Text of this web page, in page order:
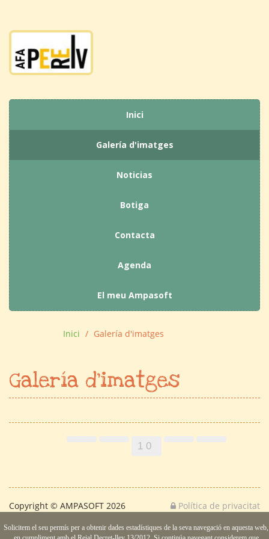
Inici
Galería d'imatges
Noticias
Botiga
Contacta
Agenda
El meu Ampasoft
Inici Galería d'imatges
Galería d'imatges
1 0
Copyright © AMPASOFT 2026 Política de privacitat
Solicitem el seu permís per a obtenir dades estadístiques de la seva navegació en aquesta web,